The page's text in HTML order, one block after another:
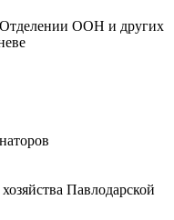
ООН и других
Павлодарской